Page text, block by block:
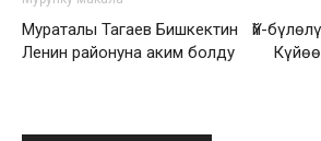
Мураталы Тагаев Бишкектин
Ленин районуна аким болду
Үй-